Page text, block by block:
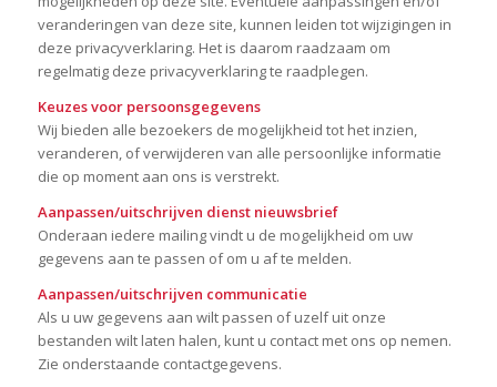
veranderingen van deze site, kunnen leiden tot wijzigingen in
deze privacyverklaring. Het is daarom raadzaam om
regelmatig deze privacyverklaring te raadplegen.
Keuzes voor persoonsgegevens
Wij bieden alle bezoekers de mogelijkheid tot het inzien,
veranderen, of verwijderen van alle persoonlijke informatie
die op moment aan ons is verstrekt.
Aanpassen/uitschrijven dienst nieuwsbrief
Onderaan iedere mailing vindt u de mogelijkheid om uw
gegevens aan te passen of om u af te melden.
Aanpassen/uitschrijven communicatie
Als u uw gegevens aan wilt passen of uzelf uit onze
bestanden wilt laten halen, kunt u contact met ons op nemen.
Zie onderstaande contactgegevens.